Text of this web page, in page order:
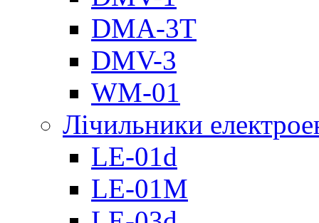
DMА-3T
DMV-3
WM-01
Лічильники
LE-01d
LE-01M